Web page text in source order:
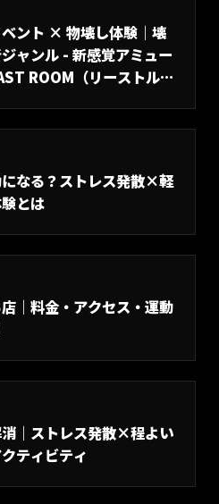
ベント × 物壊し体験｜壊
ャンル - 新感覚アミュー
ROOM（リーストルー
なる？ストレス発散×軽
とは
｜料金・アクセス・運動
｜ストレス発散×程よい
ティビティ